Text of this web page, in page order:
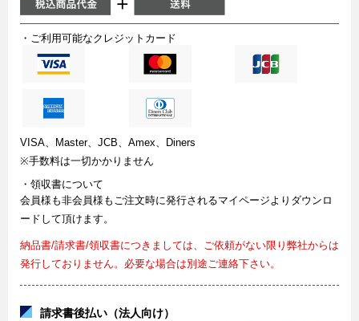
・ご利用可能なクレジットカード
VISA、Master、JCB、Amex、Diners
※手数料は一切かかりません
・領収書について
会員様も非会員様もご注文時に発行されるマイページよりダウンロ
ードして頂けます。
納品書/請求書/領収書につきましては、ご依頼がない限り弊社からは
発行しておりません。必要な場合は別途ご連絡下さい。
請求書後払い（法人向け）